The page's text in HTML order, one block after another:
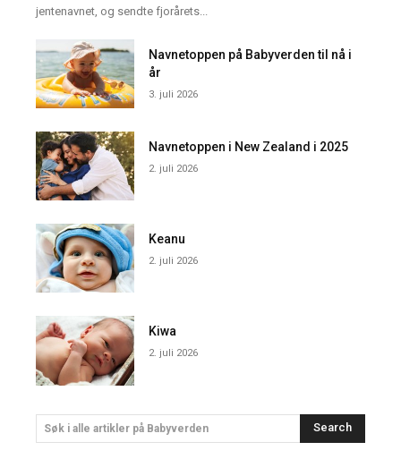
jentenavnet, og sendte fjorårets...
Navnetoppen på Babyverden til nå i
år
3. juli 2026
Navnetoppen i New Zealand i 2025
2. juli 2026
Keanu
2. juli 2026
Kiwa
2. juli 2026
Søk i alle artikler på Babyverden Search